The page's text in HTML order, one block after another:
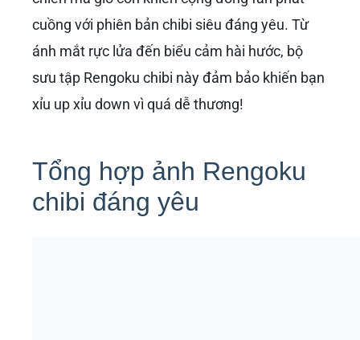
cuồng với phiên bản chibi siêu đáng yêu. Từ
ánh mắt rực lửa đến biểu cảm hài hước, bộ
sưu tập Rengoku chibi này đảm bảo khiến bạn
xỉu up xỉu down vì quá dễ thương!
Tổng hợp ảnh Rengoku
chibi đáng yêu